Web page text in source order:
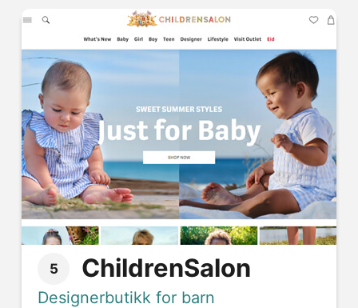
5 ChildrenSalon
Designerbutikk for barn